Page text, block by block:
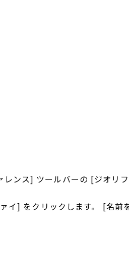
ンス] ツールバーの [ジオリ
イ] をクリックします。 [名前